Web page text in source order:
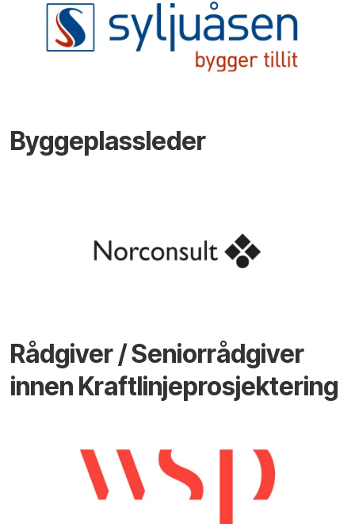
Byggeplassleder
Rådgiver / Seniorrådgiver
innen Kraftlinjeprosjektering